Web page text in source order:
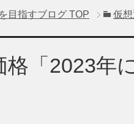
目指すブログ TOP 仮
「2023年